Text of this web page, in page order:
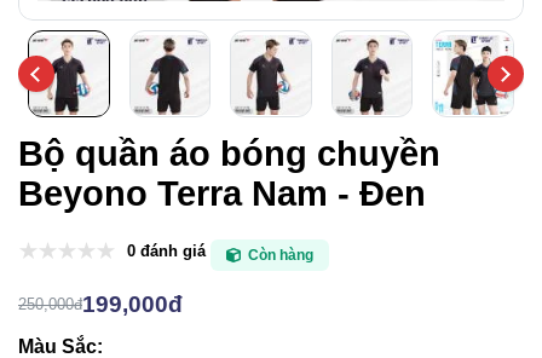
Bộ quần áo bóng chuyền
Beyono Terra Nam - Đen
0 đánh giá Còn hàng
250,000đ199,000đ
Màu Sắc: